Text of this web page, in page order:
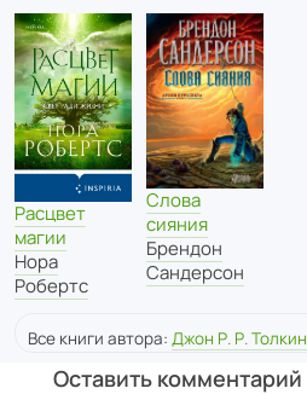
Расцвет
магии
Нора
Робертс
Слова
сияния
Брендон
Сандерсон
Все книги автора: Джон Р. Р. Толкин
Оставить комментарий